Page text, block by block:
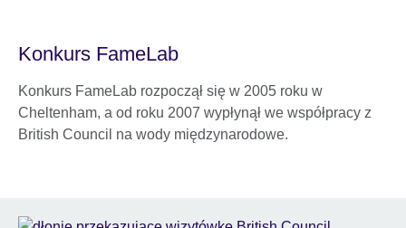
Konkurs FameLab
Konkurs FameLab rozpoczął się w 2005 roku w
Cheltenham, a od roku 2007 wypłynął we współpracy z
British Council na wody międzynarodowe.